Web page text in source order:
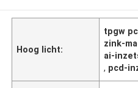
Hoog licht:
tpgw
zink-
ai-
, pcd-